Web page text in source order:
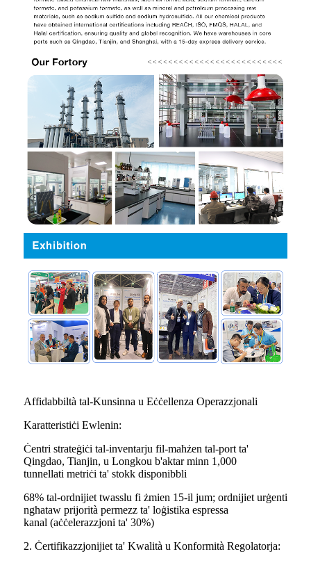
Affidabbiltà tal-Kunsinna u Eċċellenza Operazzjonali
Karatteristiċi Ewlenin:
Ċentri strateġiċi tal-inventarju fil-maħżen tal-port ta'
Qingdao, Tianjin, u Longkou b'aktar minn 1,000
tunnellati metriċi ta' stokk disponibbli
68% tal-ordnijiet twasslu fi żmien 15-il jum; ordnijiet urġenti
ngħataw prijorità permezz ta' loġistika espressa
kanal (aċċelerazzjoni ta' 30%)
2. Ċertifikazzjonijiet ta' Kwalità u Konformità Regolatorja: